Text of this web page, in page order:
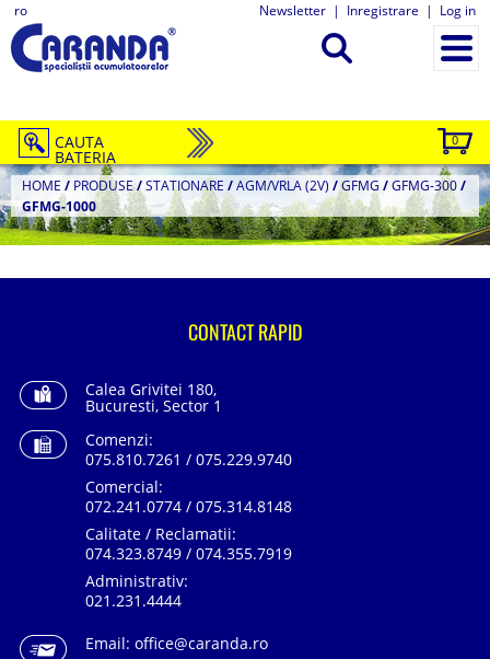
ro Newsletter | Inregistrare | Log in
0
CAUTA
BATERIA
HOME / PRODUSE/STATIONARE /AGM/VRLA (2V) /GFMG /GFMG-300/
GFMG-1000
CONTACT RAPID
Calea Grivitei 180,
Bucuresti, Sector 1
Comenzi:
075.810.7261 / 075.229.9740
Comercial:
072.241.0774 / 075.314.8148
Calitate / Reclamatii:
074.323.8749 / 074.355.7919
Administrativ:
021.231.4444
Email: office@caranda.ro